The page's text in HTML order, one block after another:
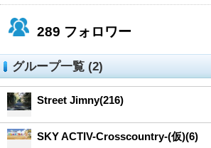
289 フォロワー
グループ一覧 (2)
Street Jimny(216)
SKY ACTIV-Crosscountry-(仮)(6)